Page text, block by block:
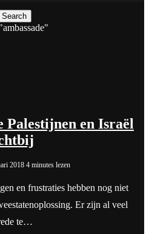
Search
Palestijnen en Israël
2018 4 minutes lezen
en frustraties hebben nog niet
Er zijn al veel
te…